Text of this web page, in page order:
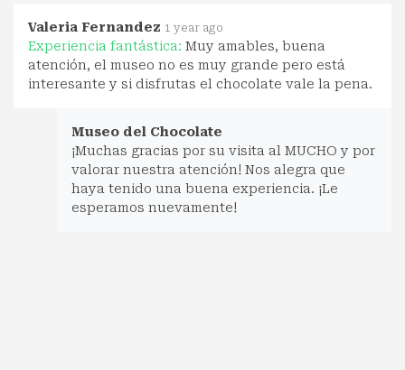
Valeria Fernandez 1 year ago
Experiencia fantástica: Muy amables, buena
atención, el museo no es muy grande pero está
interesante y si disfrutas el chocolate vale la pena.
Museo del Chocolate
¡Muchas gracias por su visita al MUCHO y por
valorar nuestra atención! Nos alegra que
haya tenido una buena experiencia. ¡Le
esperamos nuevamente!